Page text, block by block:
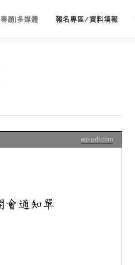
專題|多媒體 報名專區/資料填報
wp-pdf.com